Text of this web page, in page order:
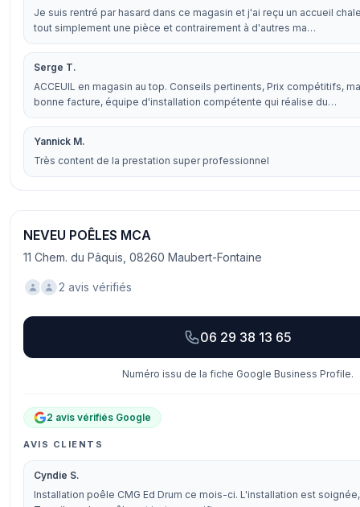
Je suis rentré par hasard dans ce magasin et j'ai reçu un accueil
tout simplement une pièce et contrairement à d'autres ma…
Serge T.
ACCEUIL en magasin au top. Conseils pertinents, Prix compétitifs,
bonne facture, équipe d'installation compétente qui réalise du…
Yannick M.
Très content de la prestation super professionnel
NEVEU POÊLES MCA
11 Chem. du Pâquis, 08260 Maubert-Fontaine
2 avis vérifiés
06 29 38 13 65
Numéro issu de la fiche Google Business Profile.
2 avis vérifiés Google
AVIS CLIENTS
Cyndie S.
Installation poêle CMG Ed Drum ce mois-ci. L'installation est